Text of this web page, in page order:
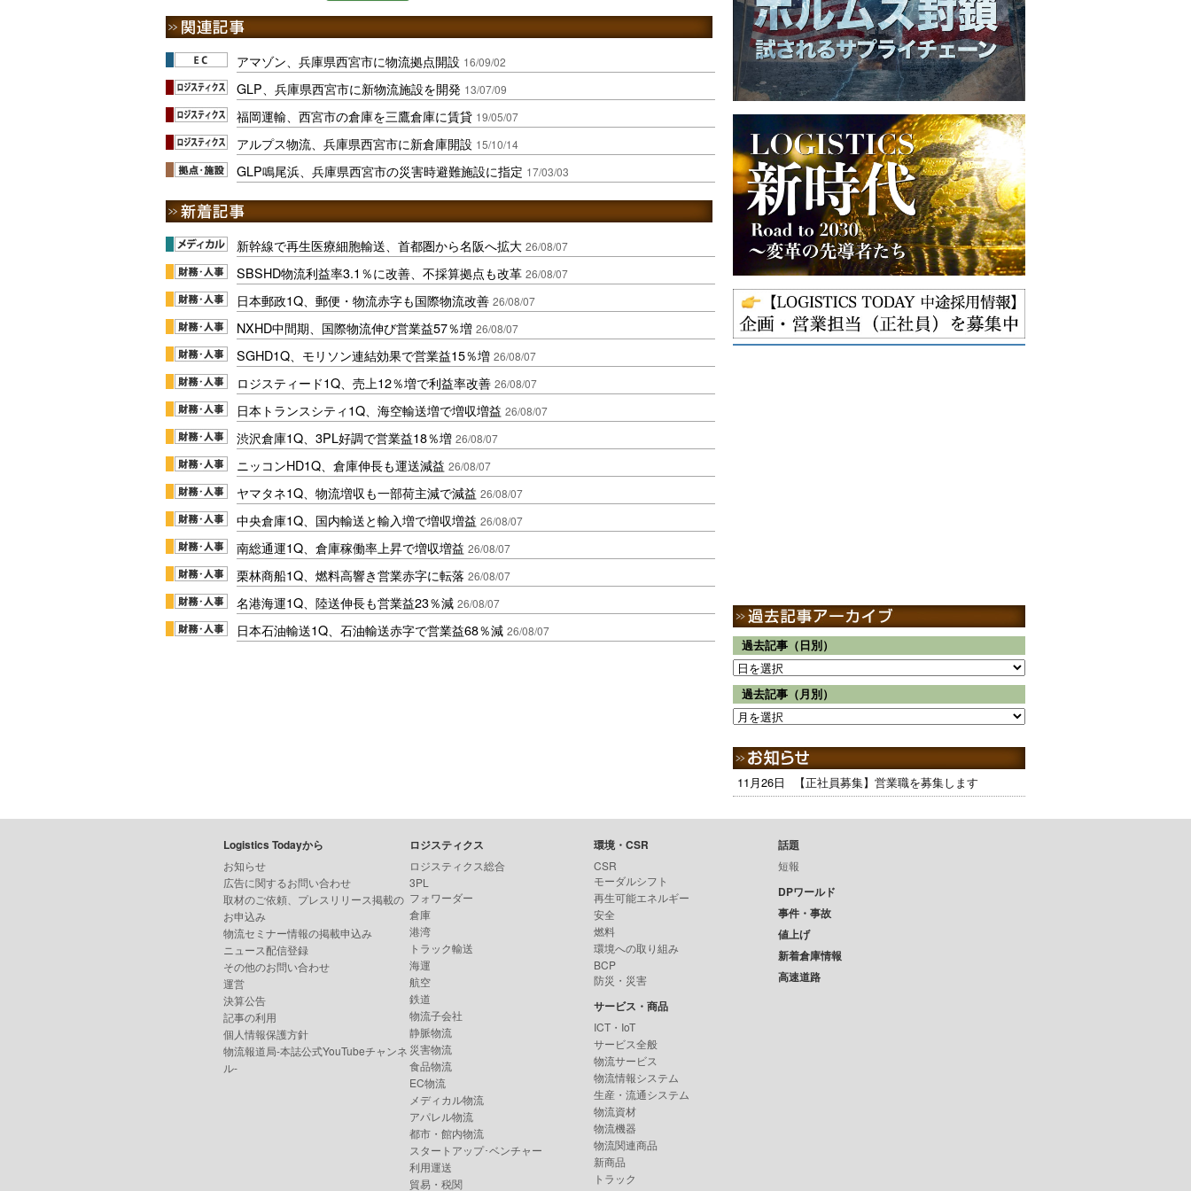
アマゾン、兵庫県西宮市に物流拠点開設 16/09/02
GLP、兵庫県西宮市に新物流施設を開発 13/07/09
福岡運輸、西宮市の倉庫を三鷹倉庫に賃貸 19/05/07
アルプス物流、兵庫県西宮市に新倉庫開設 15/10/14
GLP鳴尾浜、兵庫県西宮市の災害時避難施設に指定 17/03/03
新幹線で再生医療細胞輸送、首都圏から名阪へ拡大 26/08/07
SBSHD物流利益率3.1％に改善、不採算拠点も改革 26/08/07
日本郵政1Q、郵便・物流赤字も国際物流改善 26/08/07
NXHD中間期、国際物流伸び営業益57％増 26/08/07
SGHD1Q、モリソン連結効果で営業益15％増 26/08/07
ロジスティード1Q、売上12％増で利益率改善 26/08/07
日本トランスシティ1Q、海空輸送増で増収増益 26/08/07
渋沢倉庫1Q、3PL好調で営業益18％増 26/08/07
ニッコンHD1Q、倉庫伸長も運送減益 26/08/07
ヤマタネ1Q、物流増収も一部荷主減で減益 26/08/07
中央倉庫1Q、国内輸送と輸入増で増収増益 26/08/07
南総通運1Q、倉庫稼働率上昇で増収増益 26/08/07
栗林商船1Q、燃料高響き営業赤字に転落 26/08/07
名港海運1Q、陸送伸長も営業益23％減 26/08/07
日本石油輸送1Q、石油輸送赤字で営業益68％減 26/08/07
過去記事（日別）
過去記事（月別）
11月26日 【正社員募集】営業職を募集します
Logistics Todayから
お知らせ
広告に関するお問い合わせ
取材のご依頼、プレスリリース掲載の
お申込み
物流セミナー情報の掲載申込み
ニュース配信登録
その他のお問い合わせ
運営
決算公告
記事の利用
個人情報保護方針
物流報道局-本誌公式YouTubeチャンネ
ル-
ロジスティクス
ロジスティクス総合
3PL
フォワーダー
倉庫
港湾
トラック輸送
海運
航空
鉄道
物流子会社
静脈物流
災害物流
食品物流
EC物流
メディカル物流
アパレル物流
都市・館内物流
スタートアップ･ベンチャー
利用運送
貿易・税関
環境・CSR
CSR
モーダルシフト
再生可能エネルギー
安全
燃料
環境への取り組み
BCP
防災・災害
サービス・商品
ICT・IoT
サービス全般
物流サービス
物流情報システム
生産・流通システム
物流資材
物流機器
物流関連商品
新商品
トラック
話題
短報
DPワールド
事件・事故
値上げ
新着倉庫情報
高速道路